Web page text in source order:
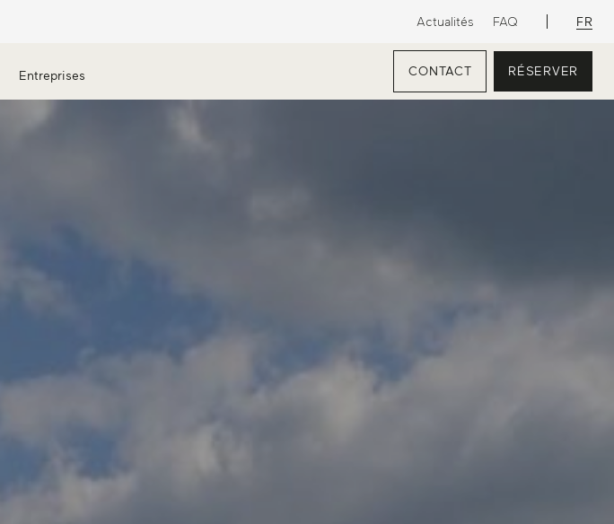
Actualités FAQ FR
Entreprises CONTACT RÉSERVER